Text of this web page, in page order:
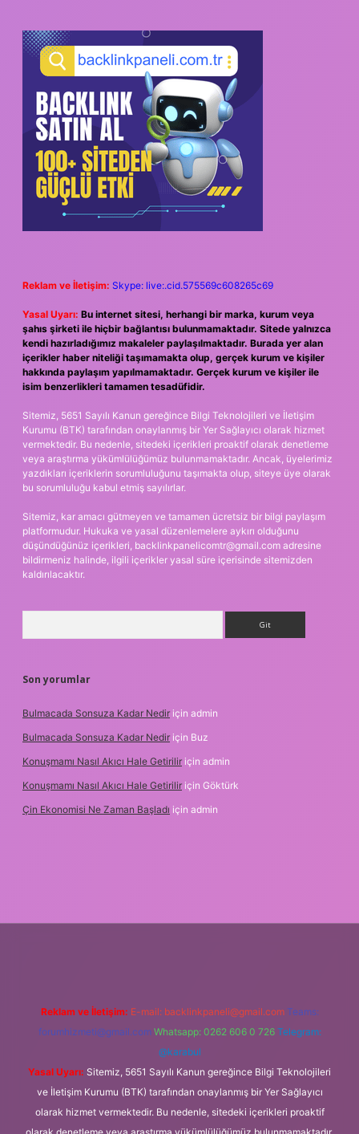
Reklam ve İletişim: Skype: live:.cid.575569c608265c69
Yasal Uyarı: Bu internet sitesi, herhangi bir marka, kurum veya
şahıs şirketi ile hiçbir bağlantısı bulunmamaktadır. Sitede yalnızca
kendi hazırladığımız makaleler paylaşılmaktadır. Burada yer alan
içerikler haber niteliği taşımamakta olup, gerçek kurum ve kişiler
hakkında paylaşım yapılmamaktadır. Gerçek kurum ve kişiler ile
isim benzerlikleri tamamen tesadüfidir.
Sitemiz, 5651 Sayılı Kanun gereğince Bilgi Teknolojileri ve İletişim
Kurumu (BTK) tarafından onaylanmış bir Yer Sağlayıcı olarak hizmet
vermektedir. Bu nedenle, sitedeki içerikleri proaktif olarak denetleme
veya araştırma yükümlülüğümüz bulunmamaktadır. Ancak, üyelerimiz
yazdıkları içeriklerin sorumluluğunu taşımakta olup, siteye üye olarak
bu sorumluluğu kabul etmiş sayılırlar.
Sitemiz, kar amacı gütmeyen ve tamamen ücretsiz bir bilgi paylaşım
platformudur. Hukuka ve yasal düzenlemelere aykırı olduğunu
düşündüğünüz içerikleri, backlinkpanelicomtr@gmail.com adresine
bildirmeniz halinde, ilgili içerikler yasal süre içerisinde sitemizden
kaldırılacaktır.
Son yorumlar
Bulmacada Sonsuza Kadar Nedir için admin
Bulmacada Sonsuza Kadar Nedir için Buz
Konuşmamı Nasıl Akıcı Hale Getirilir için admin
Konuşmamı Nasıl Akıcı Hale Getirilir için Göktürk
Çin Ekonomisi Ne Zaman Başladı için admin
Reklam ve İletişim: E-mail: backlinkpaneli@gmail.com Teams:
forumhizmeti@gmail.com Whatsapp: 0262 606 0 726 Telegram:
@karabul
Yasal Uyarı: Sitemiz, 5651 Sayılı Kanun gereğince Bilgi Teknolojileri
ve İletişim Kurumu (BTK) tarafından onaylanmış bir Yer Sağlayıcı
olarak hizmet vermektedir. Bu nedenle, sitedeki içerikleri proaktif